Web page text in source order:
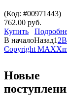
(Код: #00971443)
762.00 руб.
Купить
В началоНазад1 2
Copyright
Новые